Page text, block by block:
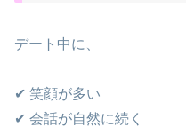
デート中に、
✔ 笑顔が多い
✔ 会話が自然に続く